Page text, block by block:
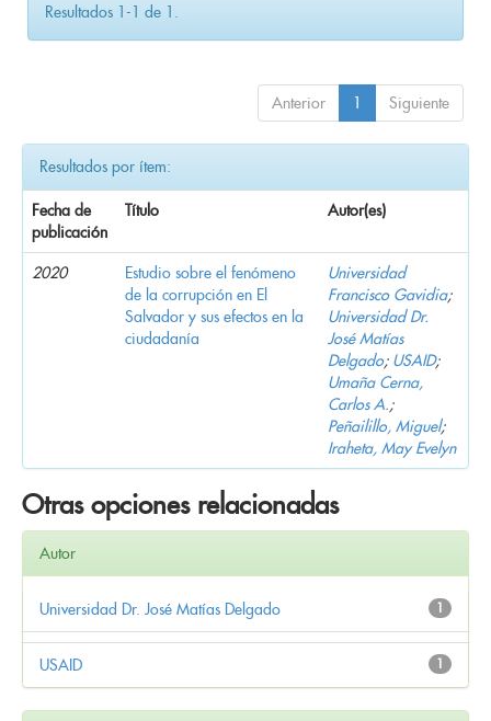
Resultados 1-1 de 1.
Anterior 1 Siguiente
Resultados por ítem:
Fecha de
publicación
Título Autor(es)
2020
Estudio sobre el fenómeno
de la corrupción en El
Salvador y sus efectos en la
ciudadanía
Universidad
Francisco Gavidia;
Universidad Dr.
José Matías
Delgado; USAID;
Umaña Cerna,
Carlos A.;
Peñailillo, Miguel;
Iraheta, May Evelyn
Otras opciones relacionadas
Autor
1
Universidad Dr. José Matías Delgado
1
USAID